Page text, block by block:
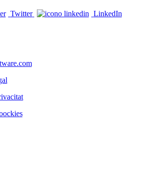
Twitter LinkedIn